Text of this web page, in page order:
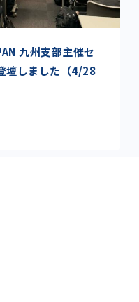
九州支部主催セ
壇しました（4/28